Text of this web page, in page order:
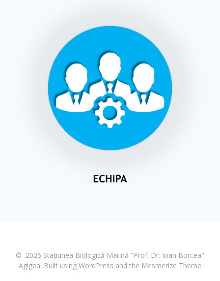
© 2026 Stațiunea Biologică Marină "Prof. Dr. Ioan Borcea"
Agigea. Built using WordPress and the Mesmerize Theme